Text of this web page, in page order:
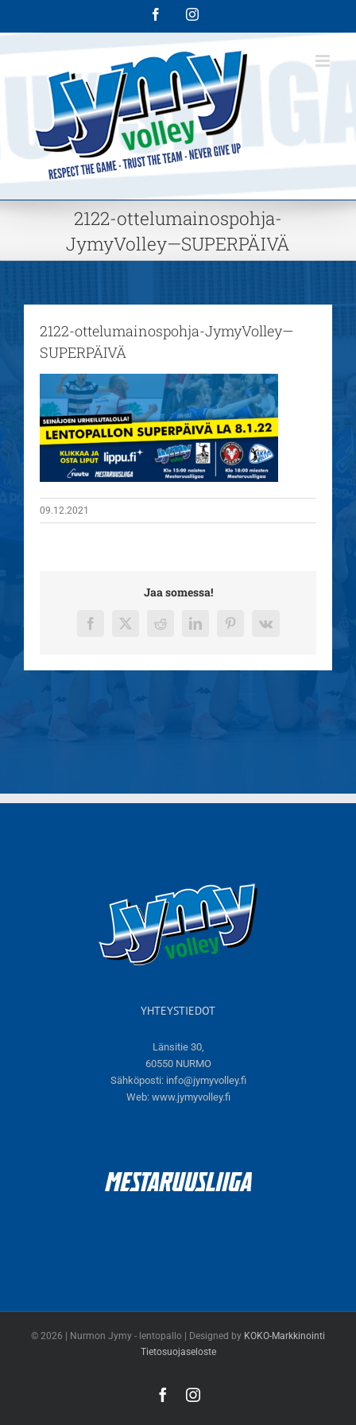
FacebookInstagram
2122-ottelumainospohja-
JymyVolley—SUPERPÄIVÄ
2122-ottelumainospohja-JymyVolley—
SUPERPÄIVÄ
09.12.2021
Jaa somessa!
Facebook
X RedditLinkedInPinterest
Vk
YHTEYSTIEDOT
Länsitie 30,
60550 NURMO
Sähköposti: info@jymyvolley.fi
Web: www.jymyvolley.fi
© 2026 | Nurmon Jymy - lentopallo | Designed by KOKO-Markkinointi
Tietosuojaseloste
FacebookInstagram